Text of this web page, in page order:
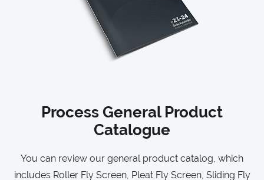
Process General Product
Catalogue
You can review our general product catalog, which
includes Roller Fly Screen, Pleat Fly Screen, Sliding Fly